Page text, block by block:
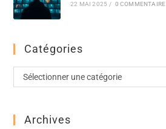
22 MAI 2025 / 0 COMMENTAIRE
Catégories
Sélectionner une catégorie
Archives